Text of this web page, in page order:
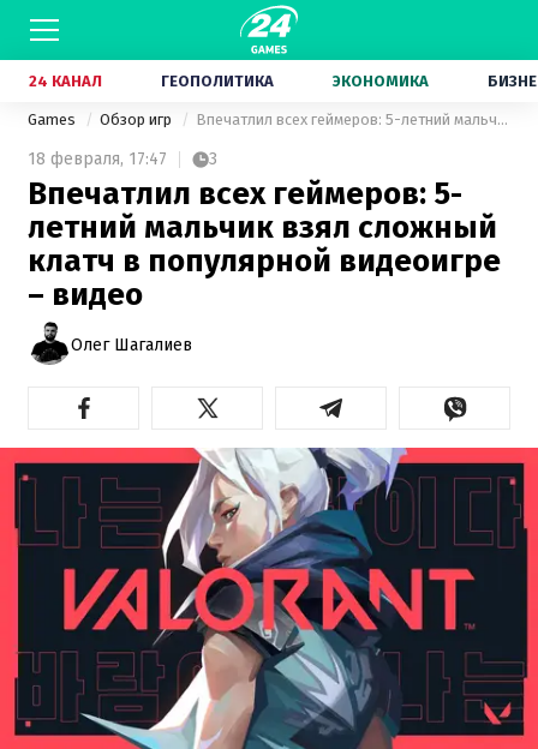
24 КАНАЛ ГЕОПОЛИТИКА ЭКОНОМИКА
Games Обзор игр Впечатлил всех геймеров: 5-летний мальчик взял сложный клатч в популярной видеоигре – видео
18 февраля, 17:47 3
Впечатлил всех геймеров: 5-
летний мальчик взял сложный
клатч в популярной видеоигре
– видео
Олег Шагалиев